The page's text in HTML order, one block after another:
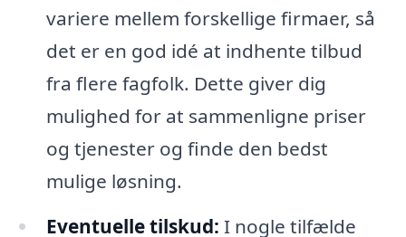
variere mellem forskellige firmaer, så
det er en god idé at indhente tilbud
fra flere fagfolk. Dette giver dig
mulighed for at sammenligne priser
og tjenester og finde den bedst
mulige løsning.
Eventuelle tilskud: I nogle tilfælde